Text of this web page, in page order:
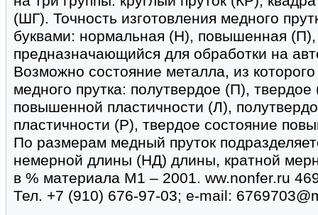
(ШГ). Точность изготовления медного
буквами: нормальная (Н), повышенная
предназначающийся для обработки на
Возможно состояние металла, из
медного прутка: полутвердое (П), твердое
повышенной пластичности (Л),
пластичности (Р), твердое состояние
По размерам медный пруток
немерной длины (НД) длины, кратной
в % материала М1 – 2001. ww.nonfer.ru
Тел. +7 (910) 676-97-03; e-mail: